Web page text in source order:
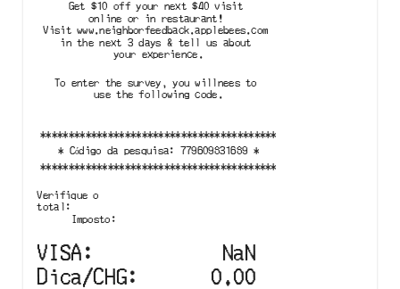
Get $10 off your next $40 visit
online or in restaurant!
Visit www.neighborfeedback.applebees.com
in the next 3 days & tell us about
your experience.
To enter the survey, you willnees to
use the following code.
******************************************
* Código da pesquisa: 779609831689 *
******************************************
Verifique o
total :
Imposto :
VISA :
NaN
Dica/CHG:
0.00